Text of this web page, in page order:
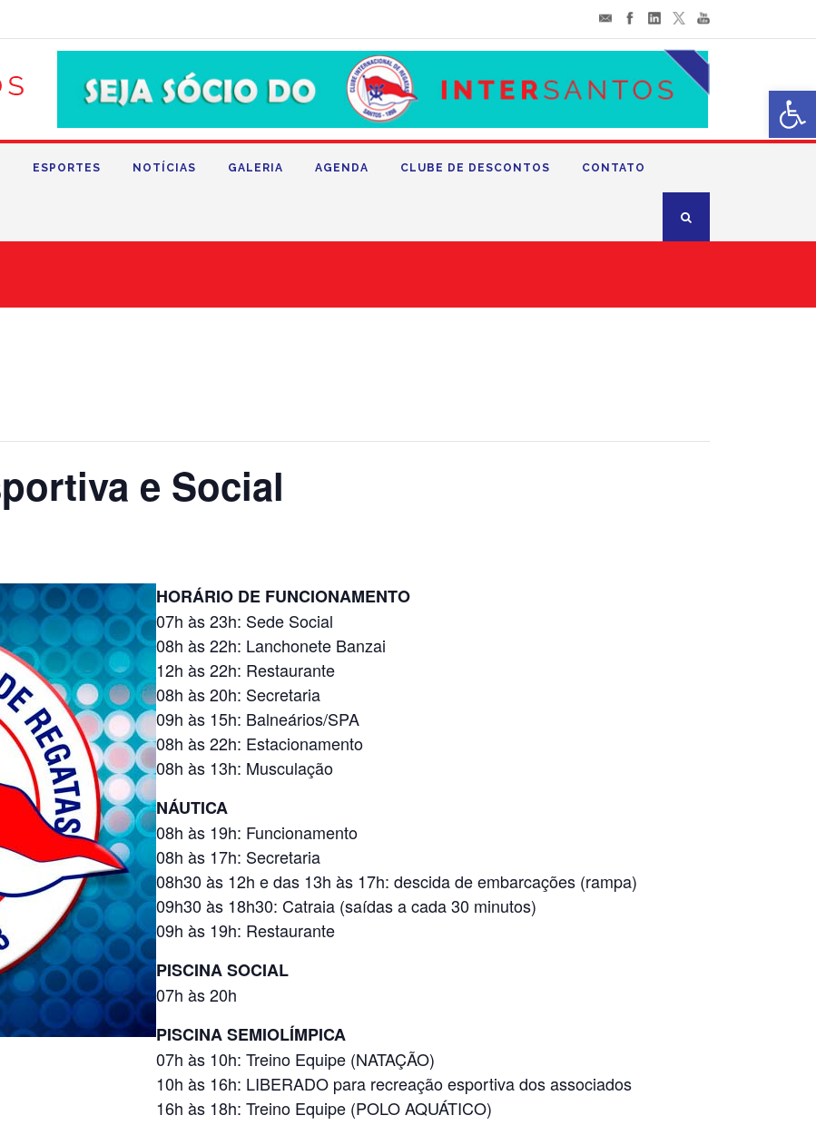
ESPORTES NOTÍCIAS GALERIA AGENDA CLUBE DE DESCONTOS CONTATO
e Social
HORÁRIO DE FUNCIONAMENTO
07h às 23h: Sede Social
08h às 22h: Lanchonete Banzai
12h às 22h: Restaurante
08h às 20h: Secretaria
09h às 15h: Balneários/SPA
08h às 22h: Estacionamento
08h às 13h: Musculação
NÁUTICA
08h às 19h: Funcionamento
08h às 17h: Secretaria
08h30 às 12h e das 13h às 17h: descida de embarcações (rampa)
09h30 às 18h30: Catraia (saídas a cada 30 minutos)
09h às 19h: Restaurante
PISCINA SOCIAL
07h às 20h
PISCINA SEMIOLÍMPICA
07h às 10h: Treino Equipe (NATAÇÃO)
10h às 16h: LIBERADO para recreação esportiva dos associados
16h às 18h: Treino Equipe (POLO AQUÁTICO)
Abrir